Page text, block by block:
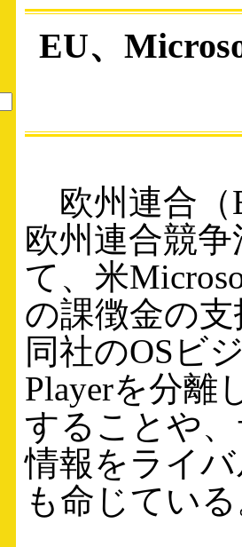
EU、
欧州連合（
欧州連合競
て、米
の課徴金の
同社のOSビ
Playerを分離
することや
情報をライ
も命じてい